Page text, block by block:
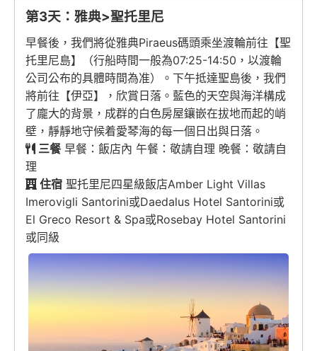
第3天：雅典>聖托里尼
早餐後，我們將從雅典Piraeus碼頭乘坐渡輪前往【聖
托里尼島】（行船時間一般為07:25-14:50，以渡輪
公司公布的具體時間為准）。下午抵達聖島後，我們
將前往【伊亞】，欣賞日落。藍色的天空與海洋構成
了龐大的背景，成群的白色房屋鑲嵌在拔地而起的峭
壁，靜靜地守候着愛琴海的每一個日出與日落。
三餐早餐：飯店內 午餐：敬請自理 晚餐：敬請自
理
住宿 聖托里尼四星級飯店Amber Light Villas
Imerovigli Santorini或Daedalus Hotel Santorini或
El Greco Resort & Spa或Rosebay Hotel Santorini
或同級